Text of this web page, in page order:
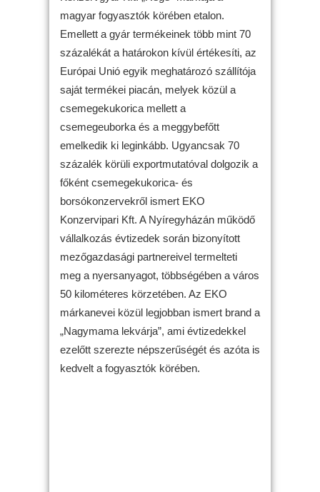
magyar fogyasztók körében etalon.
Emellett a gyár termékeinek több mint 70
százalékát a határokon kívül értékesíti, az
Európai Unió egyik meghatározó szállítója
saját termékei piacán, melyek közül a
csemegekukorica mellett a
csemegeuborka és a meggybefőtt
emelkedik ki leginkább. Ugyancsak 70
százalék körüli exportmutatóval dolgozik a
főként csemegekukorica- és
borsókonzervekről ismert EKO
Konzervipari Kft. A Nyíregyházán működő
vállalkozás évtizedek során bizonyított
mezőgazdasági partnereivel termelteti
meg a nyersanyagot, többségében a város
50 kilométeres körzetében. Az EKO
márkanevei közül legjobban ismert brand a
„Nagymama lekvárja”, ami évtizedekkel
ezelőtt szerezte népszerűségét és azóta is
kedvelt a fogyasztók körében.